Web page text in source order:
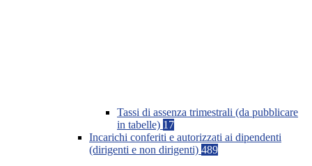
Tassi di assenza trimestrali (da pubblicare
in tabelle) 17
Incarichi conferiti e autorizzati ai dipendenti
(dirigenti e non dirigenti) 489